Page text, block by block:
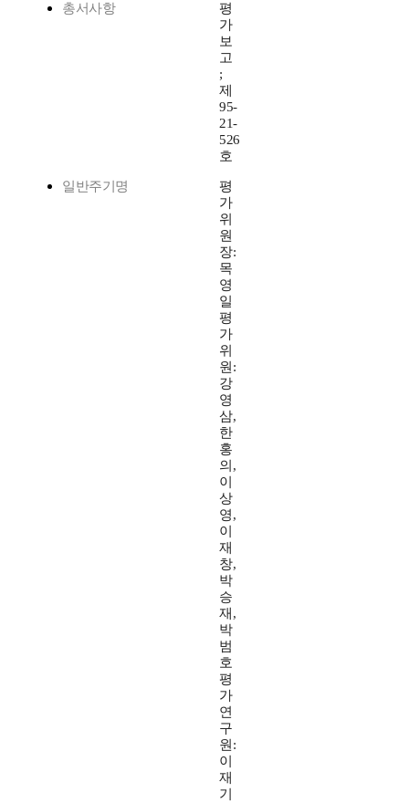
총서사항
평
가
보
고
;
제
95-
21-
526
호
일반주기명
평
가
위
원
장:
목
영
일
평
가
위
원:
강
영
삼,
한
홍
의,
이
상
영,
이
재
창,
박
승
재,
박
범
호
평
가
연
구
원:
이
재
기